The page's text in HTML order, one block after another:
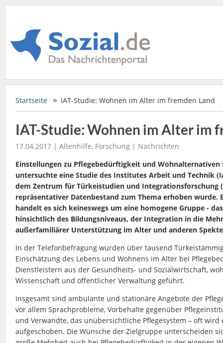
Startseite IAT-Studie: Wohnen im Alter im fremden Land
IAT-Studie: Wohnen im Alter im
17.04.2017 | Altenhilfe, Forschung | Nachrichten
Einstellungen zu Pflegebedürftigkeit und
untersuchte eine Studie des Institutes Arbeit und Technik
dem Zentrum für Türkeistudien und Integrationsforschung
repräsentativer Datenbestand zum Thema erhoben wurde.
handelt es sich keineswegs um eine homogene Gruppe -
hinsichtlich des Bildungsniveaus, der Integration in die
außerfamiliärer Unterstützung im Alter und anderen
In der Telefonbefragung wurden über tausend
Einschätzung des Lebens und Wohnens im Alter bei
Dienstleistern aus der Gesundheits- und Sozialwirtschaft,
Wissenschaft und öffentlicher Verwaltung geführt.
Insgesamt sind ambulante und stationäre Angebote der
vor allem Sprachprobleme, Vorbehalte gegenüber
und Verwandte, das unübersichtliche Pflegesystem – oft
aufgeschoben. Die Wünsche der Zielgruppe unterscheiden